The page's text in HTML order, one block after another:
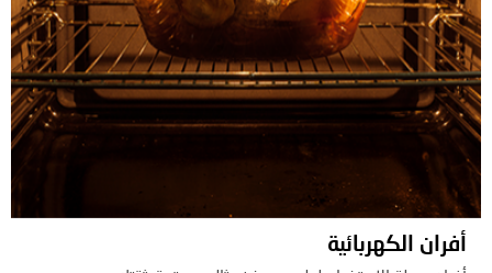
أفران الكهربائية